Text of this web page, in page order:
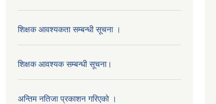
शिक्षक आवश्यकता सम्बन्धी सूचना ।
शिक्षक आवश्यक सम्बन्धी सूचना।
अन्तिम नतिजा प्रकाशन गरिएको ।